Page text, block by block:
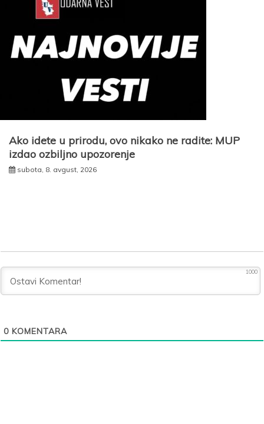
Ako idete u prirodu, ovo nikako ne radite: MUP
izdao ozbiljno upozorenje
subota, 8. avgust, 2026
1000
0 KOMENTARA